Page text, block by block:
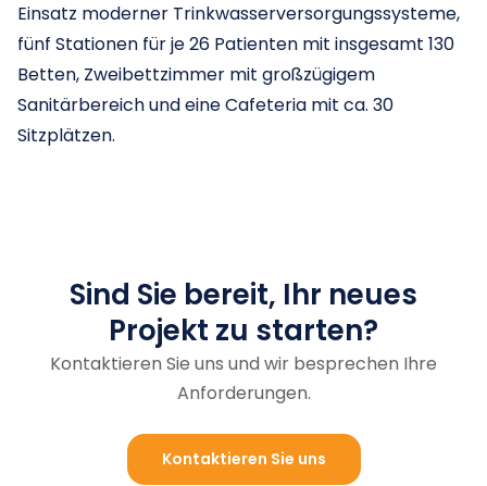
Einsatz moderner Trinkwasserversorgungssysteme,
fünf Stationen für je 26 Patienten mit insgesamt 130
Betten, Zweibettzimmer mit großzügigem
Sanitärbereich und eine Cafeteria mit ca. 30
Sitzplätzen.
Sind Sie bereit, Ihr neues
Projekt zu starten?
Kontaktieren Sie uns und wir besprechen Ihre
Anforderungen.
Kontaktieren Sie uns